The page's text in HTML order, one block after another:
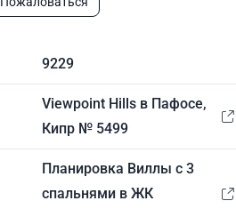
9229
Viewpoint Hills в Пафосе,
Кипр № 5499
Планировка Виллы с 3
спальнями в ЖК